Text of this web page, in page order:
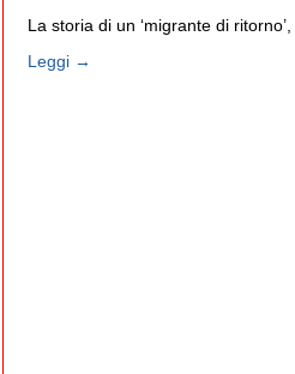
La storia di un ‘migrante di
Leggi →